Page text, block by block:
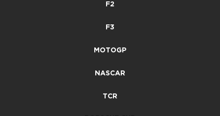
F2
F3
MOTOGP
NASCAR
TCR